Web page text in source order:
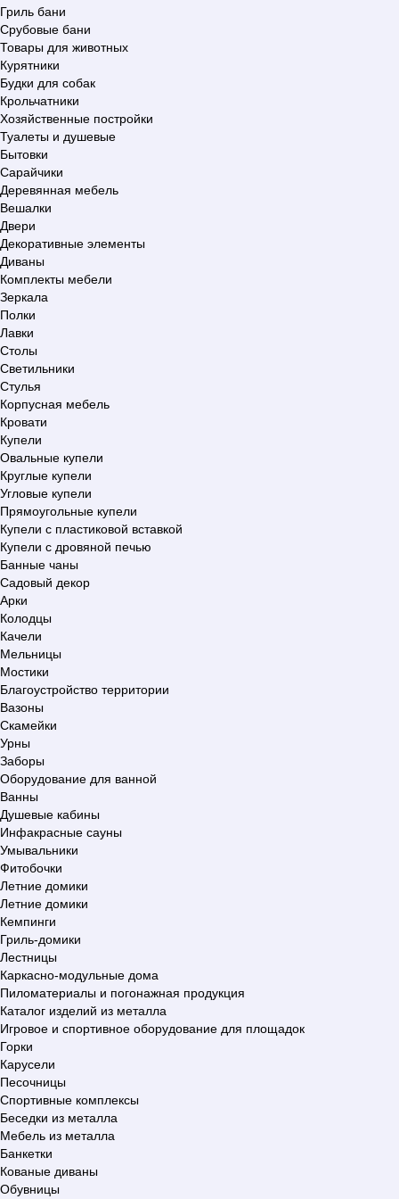
Гриль бани
Срубовые бани
Товары для животных
Курятники
Будки для собак
Крольчатники
Хозяйственные постройки
Туалеты и душевые
Бытовки
Сарайчики
Деревянная мебель
Вешалки
Двери
Декоративные элементы
Диваны
Комплекты мебели
Зеркала
Полки
Лавки
Столы
Светильники
Стулья
Корпусная мебель
Кровати
Купели
Овальные купели
Круглые купели
Угловые купели
Прямоугольные купели
Купели с пластиковой вставкой
Купели с дровяной печью
Банные чаны
Садовый декор
Арки
Колодцы
Качели
Мельницы
Мостики
Благоустройство территории
Вазоны
Скамейки
Урны
Заборы
Оборудование для ванной
Ванны
Душевые кабины
Инфакрасные сауны
Умывальники
Фитобочки
Летние домики
Летние домики
Кемпинги
Гриль-домики
Лестницы
Каркасно-модульные дома
Пиломатериалы и погонажная продукция
Каталог изделий из металла
Игровое и спортивное оборудование для площадок
Горки
Карусели
Песочницы
Спортивные комплексы
Беседки из металла
Мебель из металла
Банкетки
Кованые диваны
Обувницы